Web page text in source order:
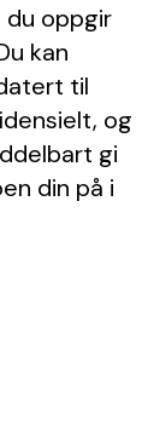
oppgir
kan
til
og
gi
din på i